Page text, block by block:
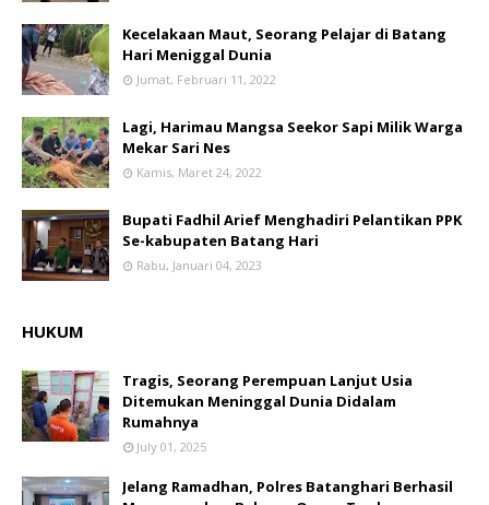
Kecelakaan Maut, Seorang Pelajar di Batang
Hari Meniggal Dunia
Jumat, Februari 11, 2022
Lagi, Harimau Mangsa Seekor Sapi Milik Warga
Mekar Sari Nes
Kamis, Maret 24, 2022
Bupati Fadhil Arief Menghadiri Pelantikan PPK
Se-kabupaten Batang Hari
Rabu, Januari 04, 2023
HUKUM
Tragis, Seorang Perempuan Lanjut Usia
Ditemukan Meninggal Dunia Didalam
Rumahnya
July 01, 2025
Jelang Ramadhan, Polres Batanghari Berhasil